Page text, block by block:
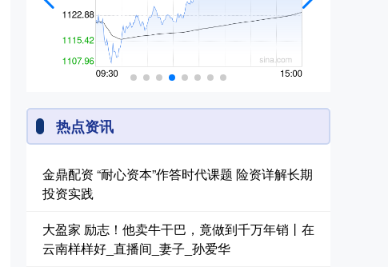
热点资讯
金鼎配资 “耐心资本”作答时代课题 险资详解长期
投资实践
大盈家 励志！他卖牛干巴，竟做到千万年销丨在
云南样样好_直播间_妻子_孙爱华